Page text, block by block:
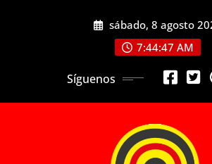
sábado, 8 agosto
7:44:49 AM
Síguenos